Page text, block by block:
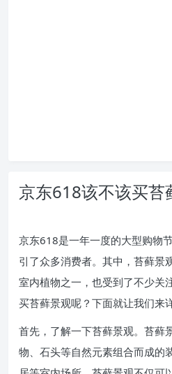
京东618该不该买苔
京东618是一年一度的大型购物
引了众多消费者。其中，苔藓景
室内植物之一，也受到了不少关
买苔藓景观呢？下面就让我们来
首先，了解一下苔藓景观。苔藓
物、石头等自然元素组合而成的